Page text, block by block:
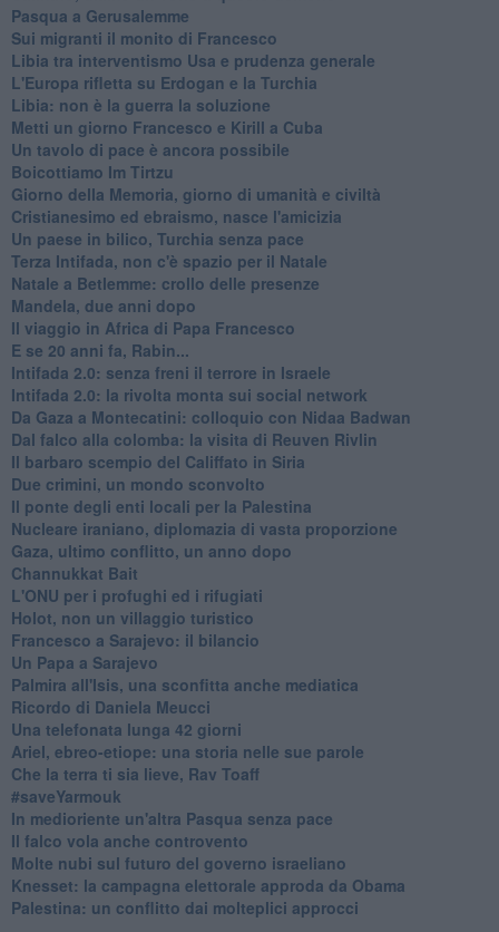
Pasqua a Gerusalemme
Sui migranti il monito di Francesco
Libia tra interventismo Usa e prudenza generale
L'Europa rifletta su Erdogan e la Turchia
Libia: non è la guerra la soluzione
Metti un giorno Francesco e Kirill a Cuba
Un tavolo di pace è ancora possibile
Boicottiamo Im Tirtzu
Giorno della Memoria, giorno di umanità e civiltà
Cristianesimo ed ebraismo, nasce l'amicizia
Un paese in bilico, Turchia senza pace
Terza Intifada, non c'è spazio per il Natale
Natale a Betlemme: crollo delle presenze
Mandela, due anni dopo
Il viaggio in Africa di Papa Francesco
E se 20 anni fa, Rabin...
Intifada 2.0: senza freni il terrore in Israele
Intifada 2.0: la rivolta monta sui social network
Da Gaza a Montecatini: colloquio con Nidaa Badwan
Dal falco alla colomba: la visita di Reuven Rivlin
Il barbaro scempio del Califfato in Siria
Due crimini, un mondo sconvolto
Il ponte degli enti locali per la Palestina
Nucleare iraniano, diplomazia di vasta proporzione
Gaza, ultimo conflitto, un anno dopo
Channukkat Bait
L'ONU per i profughi ed i rifugiati
Holot, non un villaggio turistico
Francesco a Sarajevo: il bilancio
Un Papa a Sarajevo
Palmira all'Isis, una sconfitta anche mediatica
Ricordo di Daniela Meucci
​Una telefonata lunga 42 giorni
​Ariel, ebreo-etiope: una storia nelle sue parole
Che la terra ti sia lieve, Rav Toaff
​#saveYarmouk
​In medioriente un'altra Pasqua senza pace
​Il falco vola anche controvento
Molte nubi sul futuro del governo israeliano
Knesset: la campagna elettorale approda da Obama
Palestina: un conflitto dai molteplici approcci